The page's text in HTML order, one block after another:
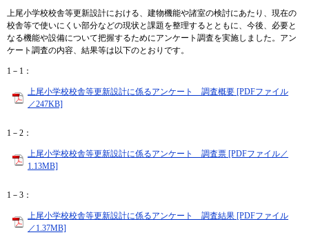
上尾小学校校舎等更新設計における、建物機能や諸室の検討にあたり、現在の
校舎等で使いにくい部分などの現状と課題を整理するとともに、今後、必要と
なる機能や設備について把握するためにアンケート調査を実施しました。アン
ケート調査の内容、結果等は以下のとおりです。
1－1：
上尾小学校校舎等更新設計に係るアンケート 調査概要 [PDFファイル
／247KB]
1－2：
上尾小学校校舎等更新設計に係るアンケート 調査票 [PDFファイル／
1.13MB]
1－3：
上尾小学校校舎等更新設計に係るアンケート 調査結果 [PDFファイル
／1.37MB]